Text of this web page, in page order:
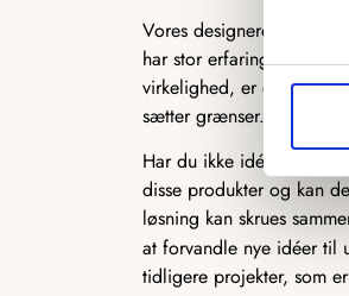
Vores designere står klar
har stor erfaring med at
virkelighed, er du
sætter grænser.
Har du ikke idéen 100
disse produkter og kan
løsning kan skrues
at forvandle nye idéer til
tidligere projekter, som